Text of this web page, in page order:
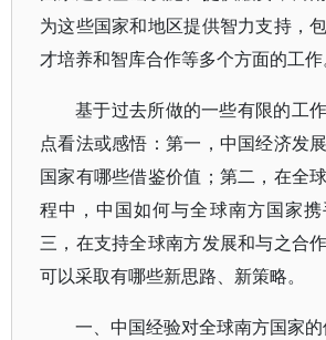
为这些国家和地区提供智力支持，
才培养和智库合作等多个方面的工作
基于过去所做的一些有限的工
点看法或感悟：第一，中国经济发
国家有哪些借鉴价值；第二，在全
程中，中国如何与全球南方国家
三，在支持全球南方发展和与之合
可以采取有哪些新思路、新策略。
一、中国经验对全球南方国家